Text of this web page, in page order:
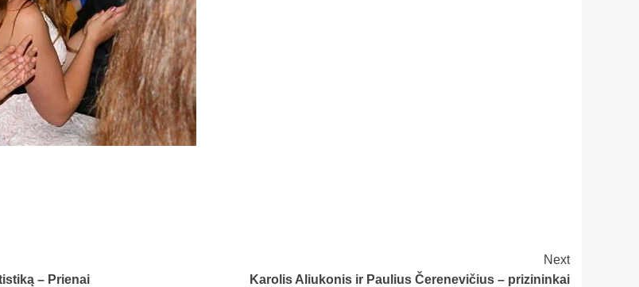
– Prienai
Next
Karolis Aliukonis ir Paulius Čerenevičius – prizininkai